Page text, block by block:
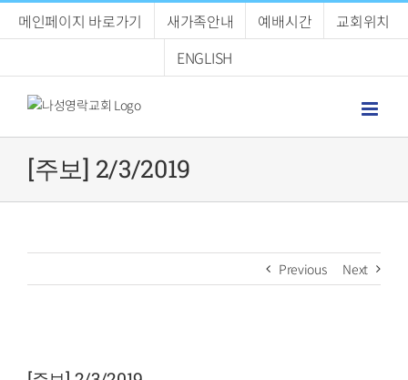
메인페이지 바로가기 새가족안내 예배시간
교회위치
ENGLISH
[주보] 2/3/2019
Previous Next
Larger